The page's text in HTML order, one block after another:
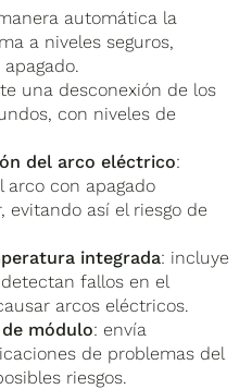
automática la
a niveles seguros,
una desconexión de los
con niveles de
del arco eléctrico:
con apagado
evitando así el riesgo de
integrada: incluye
fallos en el
arcos eléctricos.
módulo: envía
de problemas del
riesgos.